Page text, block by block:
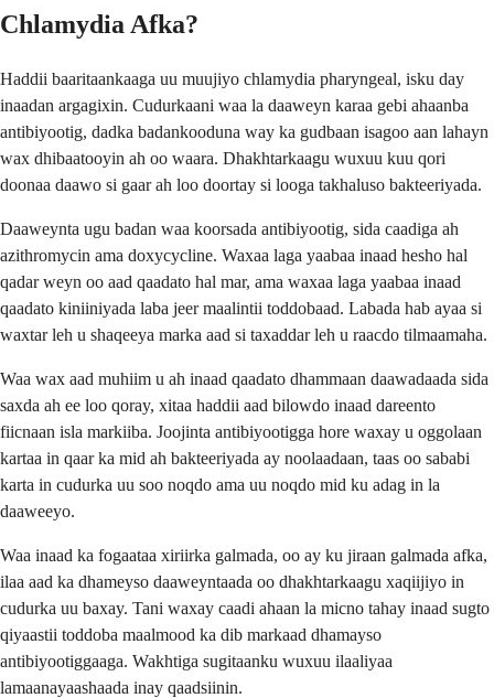
Chlamydia Afka?
Haddii baaritaankaaga uu muujiyo chlamydia pharyngeal, isku day
inaadan argagixin. Cudurkaani waa la daaweyn karaa gebi ahaanba
antibiyootig, dadka badankooduna way ka gudbaan isagoo aan lahayn
wax dhibaatooyin ah oo waara. Dhakhtarkaagu wuxuu kuu qori
doonaa daawo si gaar ah loo doortay si looga takhaluso bakteeriyada.
Daaweynta ugu badan waa koorsada antibiyootig, sida caadiga ah
azithromycin ama doxycycline. Waxaa laga yaabaa inaad hesho hal
qadar weyn oo aad qaadato hal mar, ama waxaa laga yaabaa inaad
qaadato kiniiniyada laba jeer maalintii toddobaad. Labada hab ayaa si
waxtar leh u shaqeeya marka aad si taxaddar leh u raacdo tilmaamaha.
Waa wax aad muhiim u ah inaad qaadato dhammaan daawadaada sida
saxda ah ee loo qoray, xitaa haddii aad bilowdo inaad dareento
fiicnaan isla markiiba. Joojinta antibiyootigga hore waxay u oggolaan
kartaa in qaar ka mid ah bakteeriyada ay noolaadaan, taas oo sababi
karta in cudurka uu soo noqdo ama uu noqdo mid ku adag in la
daaweeyo.
Waa inaad ka fogaataa xiriirka galmada, oo ay ku jiraan galmada afka,
ilaa aad ka dhameyso daaweyntaada oo dhakhtarkaagu xaqiijiyo in
cudurka uu baxay. Tani waxay caadi ahaan la micno tahay inaad sugto
qiyaastii toddoba maalmood ka dib markaad dhamayso
antibiyootiggaaga. Wakhtiga sugitaanku wuxuu ilaaliyaa
lamaanayaashaada inay qaadsiinin.